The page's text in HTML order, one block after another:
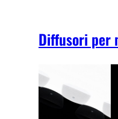
Diffusori per